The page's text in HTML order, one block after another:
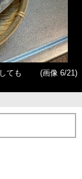
ても
(画像 6/21)